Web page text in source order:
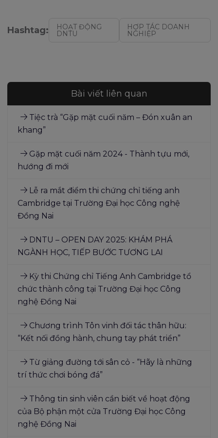
Hashtag: HOẠT ĐỘNG
DNTU
HỢP TÁC DOANH
NGHIỆP
Bài viết liên quan
Tiệc trà “Gặp mặt cuối năm – Đón xuân an
khang”
Gặp mặt cuối năm 2024 - Thành tựu mới,
hướng đi mới
Lễ ra mắt điểm thi chứng chỉ tiếng anh
Cambridge tại Trường Đại học Công nghệ
Đồng Nai
DNTU – OPEN DAY 2025: KHÁM PHÁ
NGÀNH HỌC, TIẾP BƯỚC TƯƠNG LAI
Kỳ thi Chứng chỉ Tiếng Anh Cambridge tổ
chức thành công tại Trường Đại học Công
nghệ Đồng Nai
Chương trình Tôn vinh đối tác thân hữu:
“Kết nối đồng hành, chung tay phát triển”
Từ giảng đường tới sân cỏ - “Hãy là những
trí thức chơi bóng đá”
Thông tin sinh viên cần biết về hoạt động
của Bộ phận một cửa Trường Đại học Công
nghệ Đồng Nai